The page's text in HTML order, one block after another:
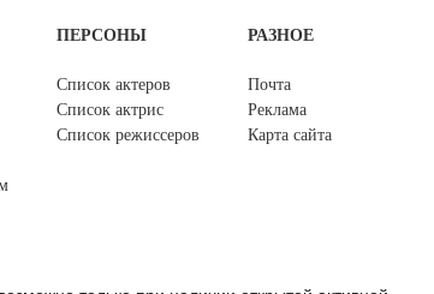
ПЕРСОНЫ
Список актеров
Список актрис
Список режиссеров
РАЗНОЕ
Почта
Реклама
Карта сайта